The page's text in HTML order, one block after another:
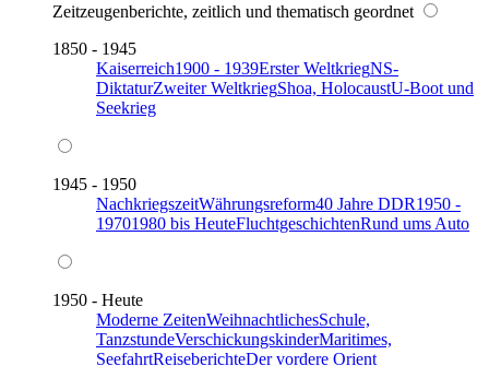
Zeitzeugenberichte, zeitlich und thematisch geordnet
1850 - 1945
Kaiserreich1900 - 1939Erster WeltkriegNS-
DiktaturZweiter WeltkriegShoa, HolocaustU-Boot und
Seekrieg
1945 - 1950
NachkriegszeitWährungsreform40 Jahre DDR1950 -
19701980 bis HeuteFluchtgeschichtenRund ums Auto
1950 - Heute
Moderne ZeitenWeihnachtlichesSchule,
TanzstundeVerschickungskinderMaritimes,
SeefahrtReiseberichteDer vordere Orient